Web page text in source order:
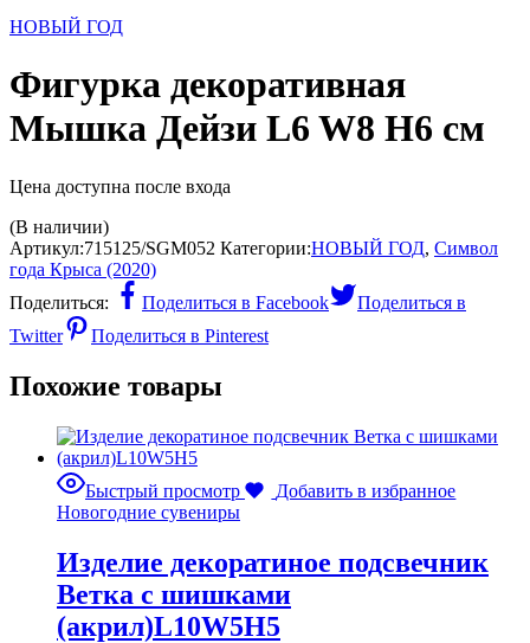
НОВЫЙ ГОД
Фигурка декоративная
Мышка Дейзи L6 W8 H6 см
Цена доступна после входа
(В наличии)
Артикул:715125/SGM052 Категории:НОВЫЙ ГОД, Символ
года Крыса (2020)
Поделиться:
Поделиться в Facebook
Поделиться в
Twitter
Поделиться в Pinterest
Похожие товары
Быстрый просмотр
Добавить в избранное
Новогодние сувениры
Изделие декоратиное подсвечник
Ветка с шишками
(акрил)L10W5H5